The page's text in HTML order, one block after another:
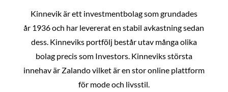
Kinnevik är ett investmentbolag som grundades
år 1936 och har levererat en stabil avkastning sedan
dess. Kinneviks portfölj består utav många olika
bolag precis som Investors. Kinneviks största
innehav är Zalando vilket är en stor online plattform
för mode och livsstil.